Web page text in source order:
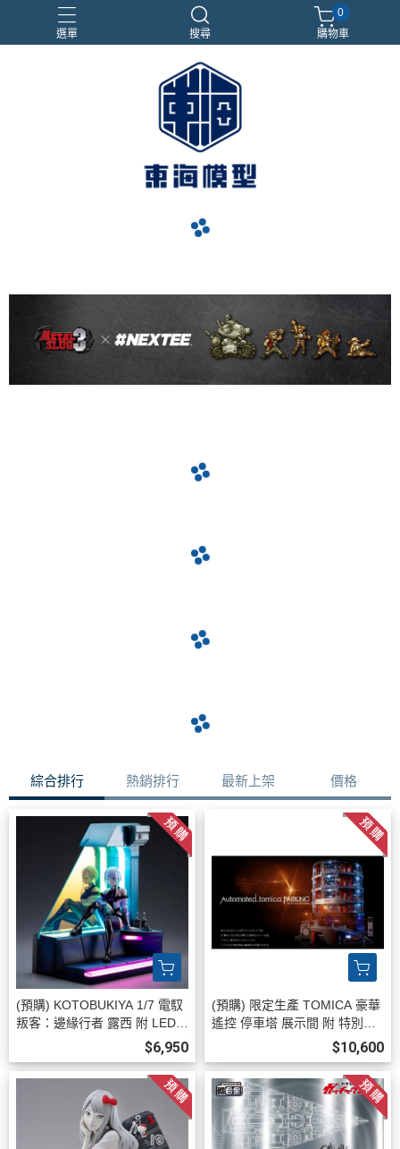
選單 搜尋
合金車
閃電霹靂車
電子雞/塔麻可吉/塔麻歌子
0
購物車
綜合排行 熱銷排行 最新上架 價格
(預購) KOTOBUKIYA 1/7 電馭
叛客：邊緣行者 露西 附 LED展
示台 不可動完成品 20260813
$6,950
(預購) 限定生產 TOMICA 豪華
遙控 停車塔 展示間 附 特別色
Nissan GTR R35 Nismo 2026
$10,600